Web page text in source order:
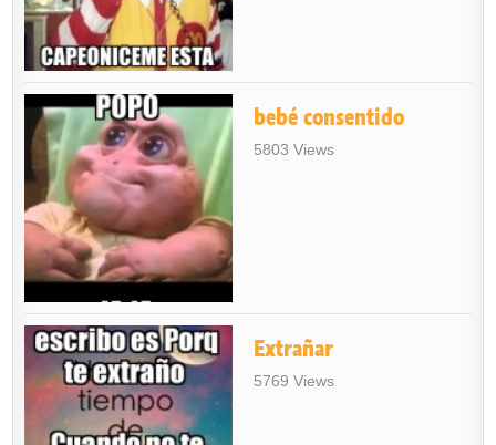
bebé consentido
5803 Views
Extrañar
5769 Views